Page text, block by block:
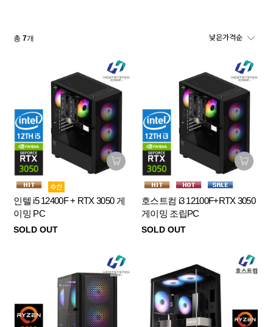
총7개
인텔 i5 12400F + RTX 3050 게
이밍 PC
SOLD OUT
호스트컴 i3 12100F+RTX 3050
게이밍 조립PC
SOLD OUT